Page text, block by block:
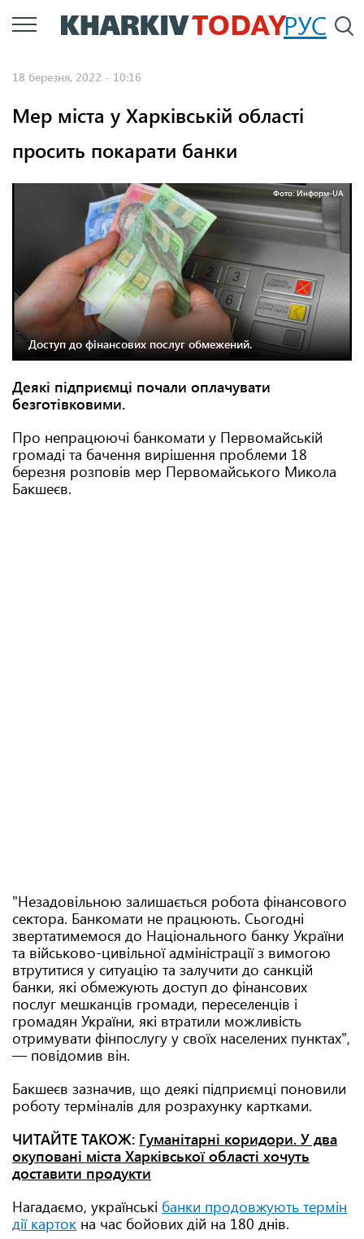
Перейти
до
РУС
18 березня, 2022 - 10:16
Мер міста у Харківській області
просить покарати банки
Фото: Информ-UA
Доступ до фінансових послуг обмежений.
Деякі підприємці почали оплачувати
безготівковими.
Про непрацюючі банкомати у Первомайській
громаді та бачення вирішення проблеми 18
березня розповів мер Первомайського Микола
Бакшеєв.
"Незадовільною залишається робота фінансового
сектора. Банкомати не працюють. Сьогодні
звертатимемося до Національного банку України
та військово-цивільної адміністрації з вимогою
втрутитися у ситуацію та залучити до санкцій
банки, які обмежують доступ до фінансових
послуг мешканців громади, переселенців і
громадян України, які втратили можливість
отримувати фінпослугу у своїх населених пунктах",
— повідомив він.
Бакшеєв зазначив, що деякі підприємці поновили
роботу терміналів для розрахунку картками.
ЧИТАЙТЕ ТАКОЖ: Гуманітарні коридори. У два
окуповані міста Харківської області хочуть
доставити продукти
Нагадаємо, українські банки продовжують термін
дії карток на час бойових дій на 180 днів.